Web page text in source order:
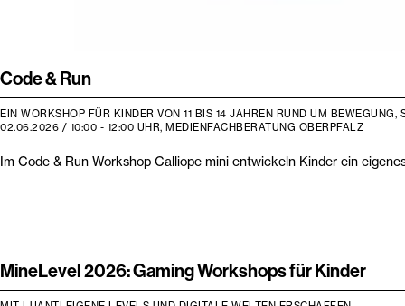
Code & Run
EIN WORKSHOP FÜR KINDER VON 11 BIS 14 JAHREN RUND UM BEWEGUNG,
02.06.2026 / 10:00 - 12:00 UHR, MEDIENFACHBERATUNG OBERPFALZ
Im Code & Run Workshop Calliope mini entwickeln Kinder ein
MineLevel 2026: Gaming Workshops für Kinder